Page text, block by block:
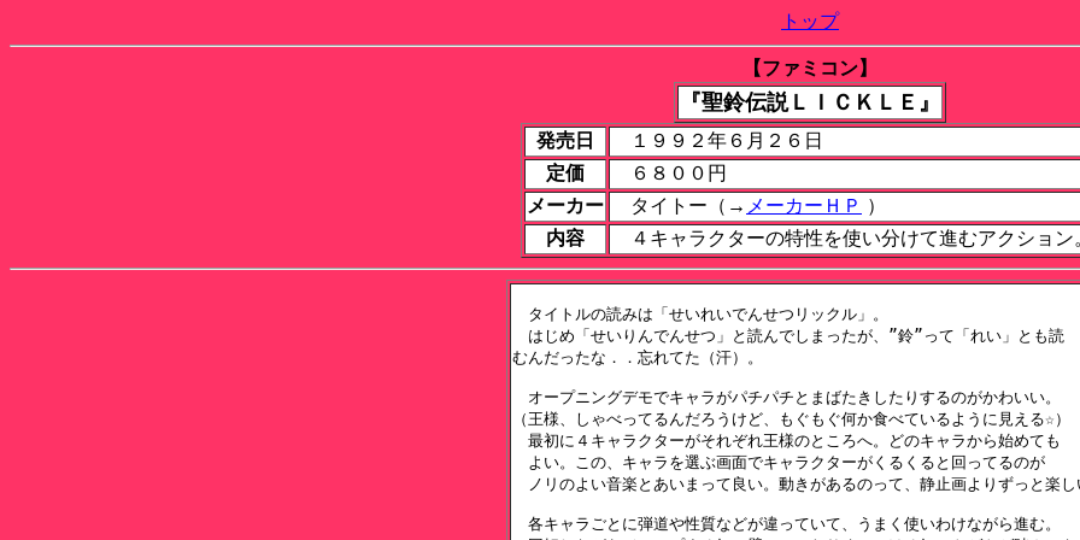
トップ
【ファミコン】
『聖鈴伝説ＬＩＣＫＬＥ』
発売日
１９９２年６月２６日
定価
６８００円
メーカー
タイトー（→ メーカーＨＰ ）
内容
４キャラクターの特性を使い分けて進むアクション
タイトルの読みは「せいれいでんせつリックル」。
はじめ「せいりんでんせつ」と読んでしまったが、”鈴”って「れい」とも読
むんだったな．．忘れてた（汗）。
オープニングデモでキャラがパチパチとまばたきしたりするのがかわいい。
（王様、しゃべってるんだろうけど、もぐもぐ何か食べているように見える☆）
最初に４キャラクターがそれぞれ王様のところへ。どのキャラから始めても
よい。この、キャラを選ぶ画面でキャラクターがくるくると回ってるのが
ノリのよい音楽とあいまって良い。動きがあるのって、静止画よりずっと楽し
各キャラごとに弾道や性質などが違っていて、うまく使いわけながら進む。